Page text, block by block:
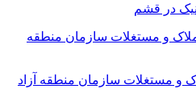
در قشم
و مستغلات سازمان منطقه آزاد